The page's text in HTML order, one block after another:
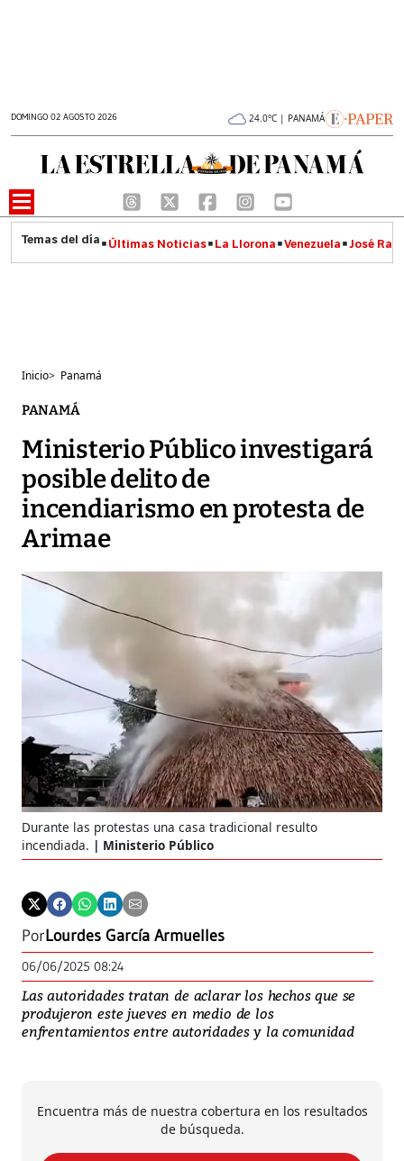
DOMINGO 02 AGOSTO 2026 24.0°C | PANAMÁ
Últimas Noticias La Llorona Venezuela José
Inicio> Panamá
PANAMÁ
Ministerio Público investigará
posible delito de
incendiarismo en protesta de
Arimae
Durante las protestas una casa tradicional resulto
incendiada.
Ministerio Público
PorLourdes García Armuelles
06/06/2025 08:24
Las autoridades tratan de aclarar los hechos que se
produjeron este jueves en medio de los
enfrentamientos entre autoridades y la comunidad
Encuentra más de nuestra cobertura en los resultados
de búsqueda.